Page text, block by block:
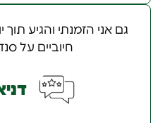
גם אני הזמנתי והגיע
חיוביים על